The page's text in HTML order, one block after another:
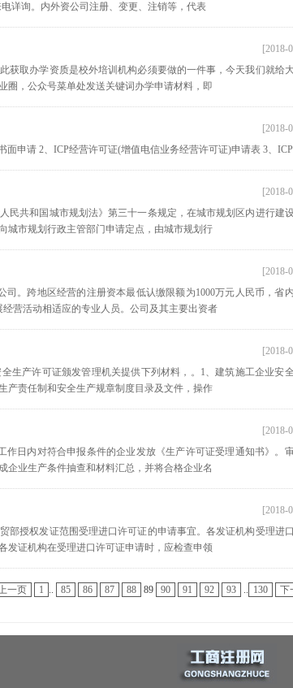
详询。内外资公司注册、变更、注销等，代表
[2018-
获取办学资质是校外培训机构必须要做的一件事，今天我们就给
，公众号菜单处发送关键词办学申请材料，即
[2018-
申请 2、ICP经营许可证(增值电信业务经营许可证)申请表 3、ICP
[2018-
民共和国城市规划法》第三十一条规定，在城市规划区内进行建
城市规划行政主管部门申请定点，由城市规划行
[2018-
。跨地区经营的注册资本最低认缴限额为1000万元人民币，省
营活动相适应的专业人员。公司及其主要出资者
[2018-
生产许可证颁发管理机关提供下列材料，。1、建筑施工企业安
产责任制和安全生产规章制度目录及文件，操作
[2018-
作日内对符合申报条件的企业发放《生产许可证受理通知书》。
企业生产条件抽查和材料汇总，并将合格企业名
[2018-
部授权发证范围受理进口许可证的申请事宜。各发证机构受理进
发证机构在受理进口许可证申请时，应检查申领
一页 1 .. 85 86 87 88 89 90 91 92 93 .. 130 下